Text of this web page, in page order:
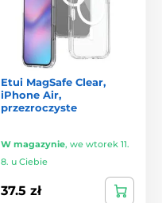
Etui MagSafe Clear,
iPhone Air,
przezroczyste
W magazynie, we wtorek 11.
8. u Ciebie
37.5 zł